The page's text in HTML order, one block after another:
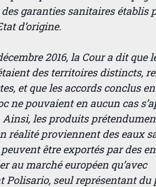
garanties sanitaires établis
d’origine.
2016, la Cour a dit que
des territoires distincts,
et que les accords conclus
ne pouvaient en aucun cas
Ainsi, les produits
réalité proviennent des eaux
être exportés par des
au marché européen qu’avec
Polisario, seul représentant du